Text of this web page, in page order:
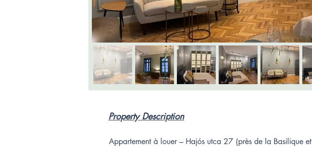
Property Description
Appartement à louer – Hajós utca 27 (près de la Basilique et